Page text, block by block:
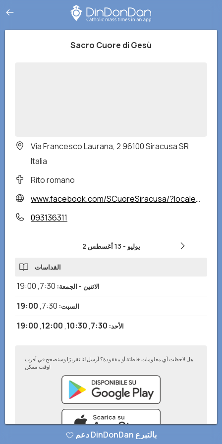
Sacro Cuore di Gesù
Via Francesco Laurana, 2 96100 Siracusa SR
Italia
Rito romano
www.facebook.com/SCuoreSiracusa/?locale=it_IT
093136311
2 يوليو -13 أغسطس
القداسات
الاثنين - الجمعة:
7:30
,
19:00
السبت:
7:30
,
19:00
الأحد:
7:30
,
10:30
,
12:00
,
19:00
هل لاحظت أي معلومات خاطئة أو مفقودة؟ أرسل لنا تقريرًا وسنصحح في أقرب
وقت ممكن!
دعم DinDonDan بالتبرع